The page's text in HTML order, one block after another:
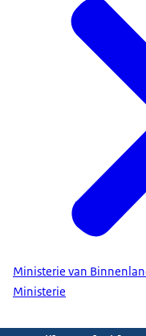
Ministerie van
Ministerie